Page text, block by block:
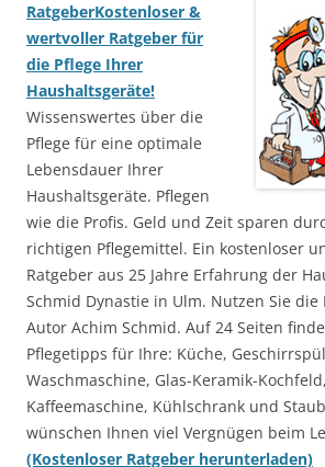
RatgeberKostenloser &
wertvoller Ratgeber für
die Pflege Ihrer
Haushaltsgeräte!
Wissenswertes über die
Pflege für eine optimale
Lebensdauer Ihrer
Haushaltsgeräte. Pflegen
wie die Profis. Geld und Zeit sparen
richtigen Pflegemittel. Ein kostenloser
Ratgeber aus 25 Jahre Erfahrung der
Schmid Dynastie in Ulm. Nutzen Sie die
Autor Achim Schmid. Auf 24 Seiten
Pflegetipps für Ihre: Küche,
Waschmaschine, Glas-Keramik-
Kaffeemaschine, Kühlschrank und
wünschen Ihnen viel Vergnügen beim
(Kostenloser Ratgeber herunterladen)